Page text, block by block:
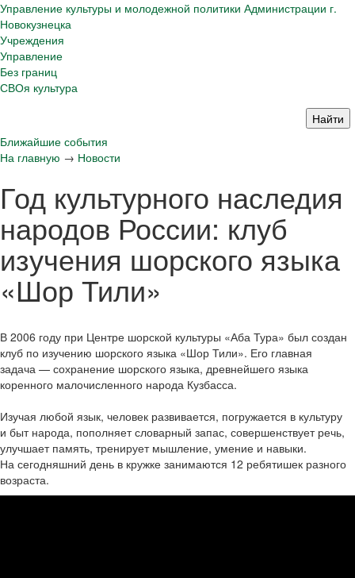
Управление культуры и молодежной политики Администрации г.
Новокузнецка
Учреждения
Управление
Без границ
СВОя культура
Ближайшие события
На главную → Новости
Год культурного наследия
народов России: клуб
изучения шорского языка
«Шор Тили»
В 2006 году при Центре шорской культуры «Аба Тура» был создан
клуб по изучению шорского языка «Шор Тили». Его главная
задача — сохранение шорского языка, древнейшего языка
коренного малочисленного народа Кузбасса.
Изучая любой язык, человек развивается, погружается в культуру
и быт народа, пополняет словарный запас, совершенствует речь,
улучшает память, тренирует мышление, умение и навыки.
На сегодняшний день в кружке занимаются 12 ребятишек разного
возраста.